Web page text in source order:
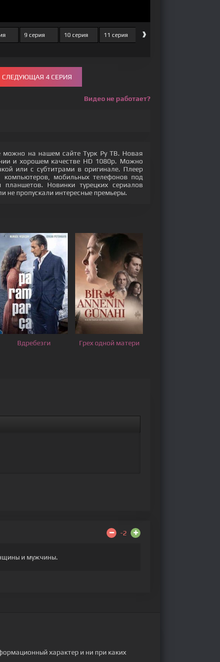
9 серия 10 серия 11 серия 12 серия
›
СЛЕДУЮЩАЯ 4 СЕРИЯ
Видео не работает?
можно на нашем сайте Турк Ру ТВ. Новая
и хорошем качестве HD 1080p. Можно
или с субтитрами в оригинале. Плеер
мобильных телефонов под
Новинки турецких сериалов
не пропускали интересные премьеры.
Вдребезги Грех одной матери
-2
и мужчины.
характер и ни при каких